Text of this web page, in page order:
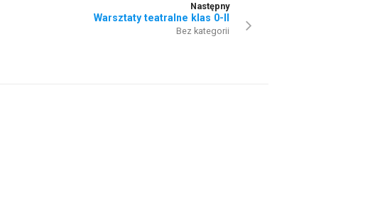
Następny
Warsztaty teatralne klas 0-II
Bez kategorii